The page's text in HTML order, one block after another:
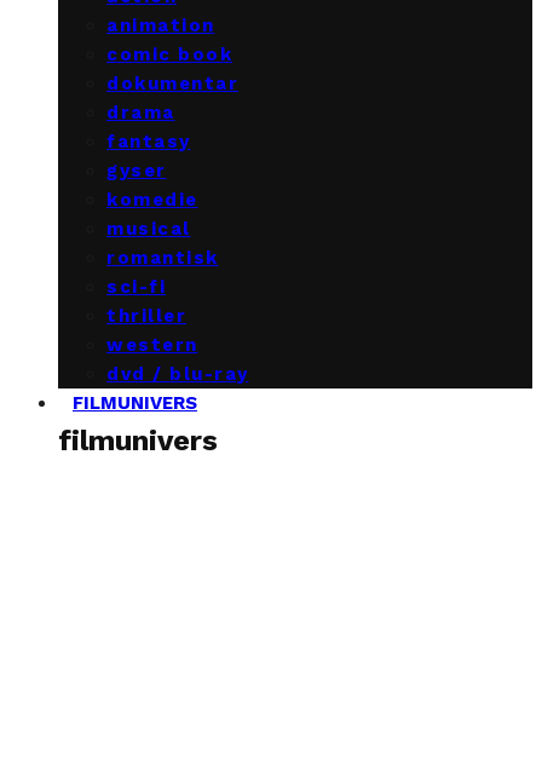
animation
comic book
dokumentar
drama
fantasy
gyser
komedie
musical
romantisk
sci-fi
thriller
western
dvd / blu-ray
FILMUNIVERS
filmunivers